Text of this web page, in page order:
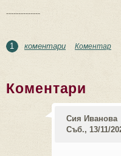
--------------
1 коментари Коментар
Коментари
Сия Иванова
Съб., 13/11/